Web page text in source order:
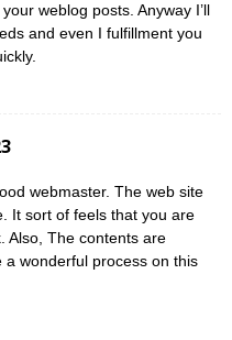
weblog posts. Anyway I’ll
and even I fulfillment you
webmaster. The web site
It sort of feels that you are
Also, The contents are
a wonderful process on this